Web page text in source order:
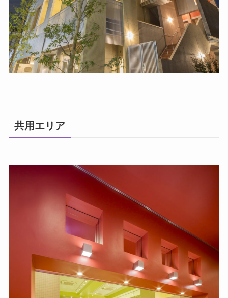
共用エリア